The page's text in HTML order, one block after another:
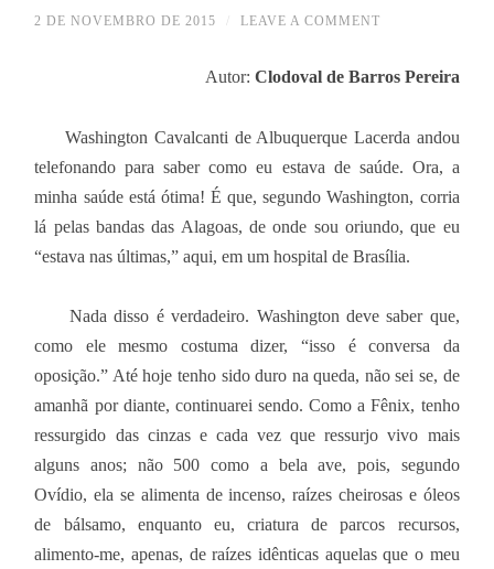
2 DE NOVEMBRO DE 2015 LEAVE A COMMENT
Autor: Clodoval de Barros Pereira
Washington Cavalcanti de Albuquerque Lacerda andou
telefonando para saber como eu estava de saúde. Ora, a
minha saúde está ótima! É que, segundo Washington, corria
lá pelas bandas das Alagoas, de onde sou oriundo, que eu
“estava nas últimas,” aqui, em um hospital de Brasília.
Nada disso é verdadeiro. Washington deve saber que,
como ele mesmo costuma dizer, “isso é conversa da
oposição.” Até hoje tenho sido duro na queda, não sei se, de
amanhã por diante, continuarei sendo. Como a Fênix, tenho
ressurgido das cinzas e cada vez que ressurjo vivo mais
alguns anos; não 500 como a bela ave, pois, segundo
Ovídio, ela se alimenta de incenso, raízes cheirosas e óleos
de bálsamo, enquanto eu, criatura de parcos recursos,
alimento-me, apenas, de raízes idênticas aquelas que o meu